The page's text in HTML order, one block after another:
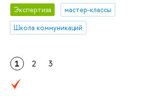
Экспертиза
мастер-классы
Школа коммуникаций
1 2 3